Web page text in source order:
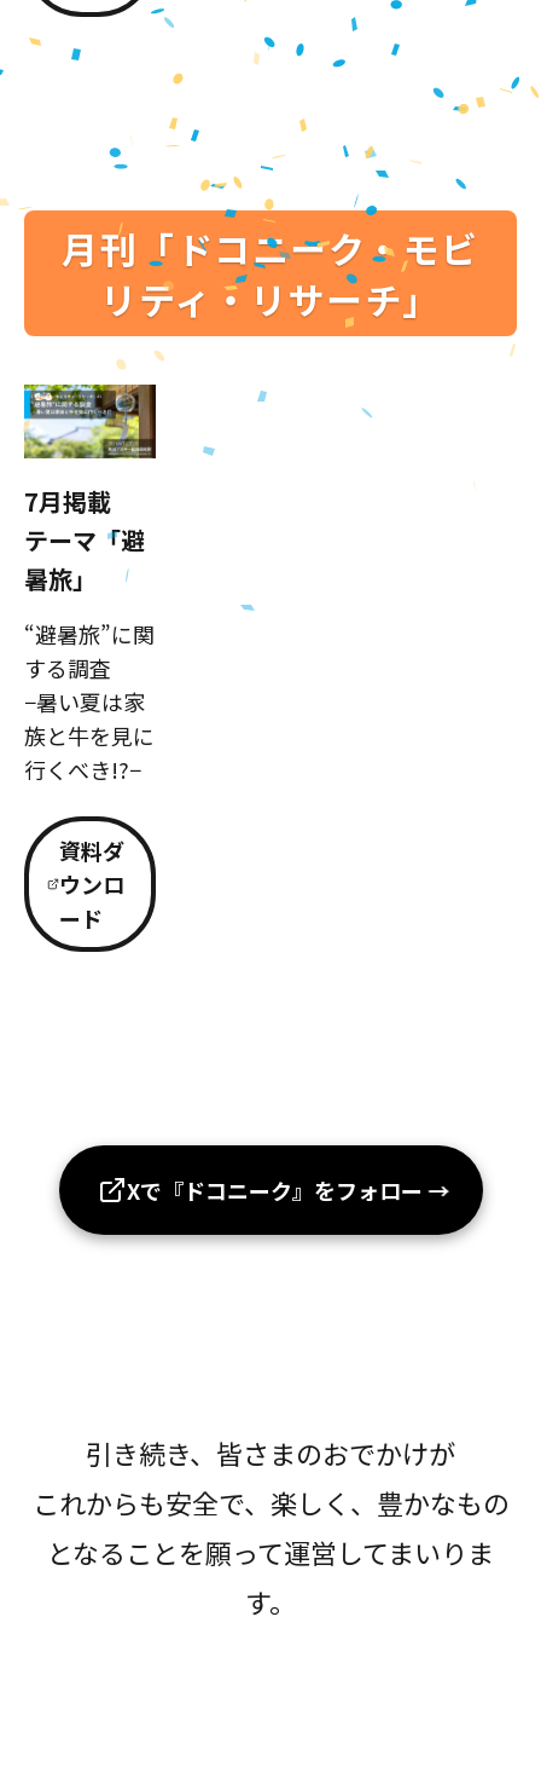
月刊「ドコニーク・モビ
リティ・リサーチ」
7月掲載
テーマ「避
暑旅」
“避暑旅”に関
する調査
−暑い夏は家
族と牛を見に
行くべき!?−
資料ダ
ウンロ
ード
Xで『ドコニーク』をフォロー →
引き続き、皆さまのおでかけが
これからも安全で、楽しく、豊かなもの
となることを願って運営してまいりま
す。